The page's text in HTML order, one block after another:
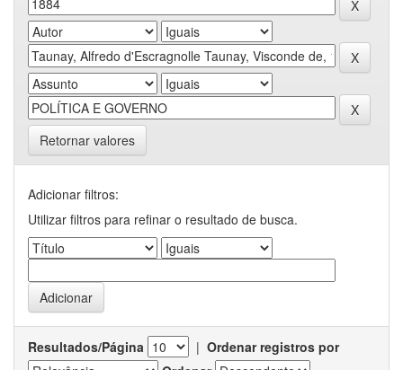
Retornar valores
Adicionar filtros:
Utilizar filtros para refinar o resultado de busca.
Resultados/Página | Ordenar registros por